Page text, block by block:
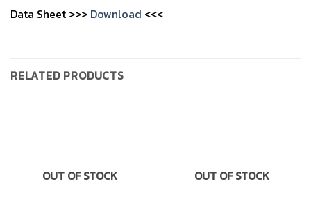
Data Sheet >>> Download <<<
RELATED PRODUCTS
OUT OF STOCK OUT OF STOCK